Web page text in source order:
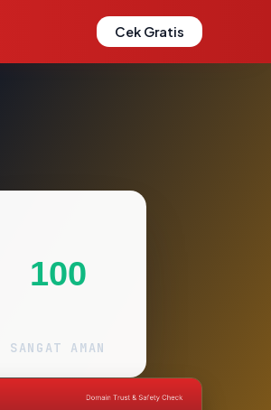
Cek Gratis
100
SANGAT AMAN